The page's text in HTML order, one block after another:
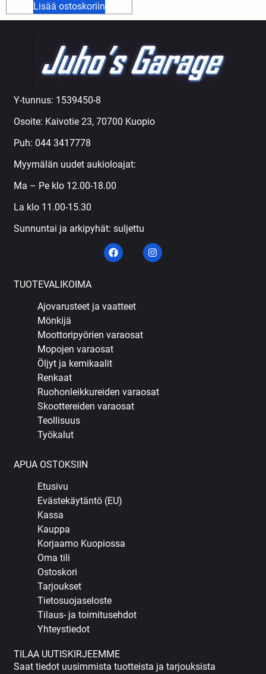
Lisää ostoskoriin
Y-tunnus: 1539450-8
Osoite: Kaivotie 23, 70700 Kuopio
Puh: 044 3417778
Myymälän uudet aukioloajat:
Ma – Pe klo 12.00-18.00
La klo 11.00-15.30
Sunnuntai ja arkipyhät: suljettu
TUOTEVALIKOIMA
Ajovarusteet ja vaatteet
Mönkijä
Moottoripyörien varaosat
Mopojen varaosat
Öljyt ja kemikaalit
Renkaat
Ruohonleikkureiden varaosat
Skoottereiden varaosat
Teollisuus
Työkalut
APUA OSTOKSIIN
Etusivu
Evästekäytäntö (EU)
Kassa
Kauppa
Korjaamo Kuopiossa
Oma tili
Ostoskori
Tarjoukset
Tietosuojaseloste
Tilaus- ja toimitusehdot
Yhteystiedot
TILAA UUTISKIRJEEMME
Saat tiedot uusimmista tuotteista ja tarjouksista